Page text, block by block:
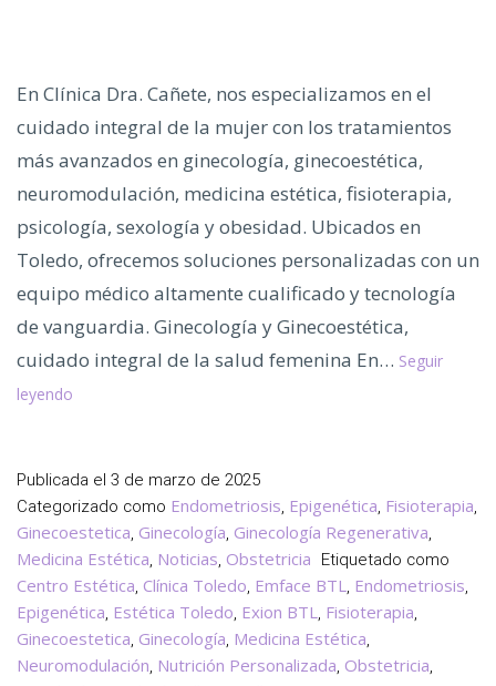
En Clínica Dra. Cañete, nos especializamos en el
cuidado integral de la mujer con los tratamientos
más avanzados en ginecología, ginecoestética,
neuromodulación, medicina estética, fisioterapia,
psicología, sexología y obesidad. Ubicados en
Toledo, ofrecemos soluciones personalizadas con un
equipo médico altamente cualificado y tecnología
de vanguardia. Ginecología y Ginecoestética,
cuidado integral de la salud femenina En… Seguir
leyendo
Clínica
de
Confianza
en
Toledo
Publicada el 3 de marzo de 2025
Categorizado como Endometriosis, Epigenética, Fisioterapia,
Ginecoestetica, Ginecología, Ginecología Regenerativa,
Medicina Estética, Noticias, Obstetricia Etiquetado como
Centro Estética, Clínica Toledo, Emface BTL, Endometriosis,
Epigenética, Estética Toledo, Exion BTL, Fisioterapia,
Ginecoestetica, Ginecología, Medicina Estética,
Neuromodulación, Nutrición Personalizada, Obstetricia,